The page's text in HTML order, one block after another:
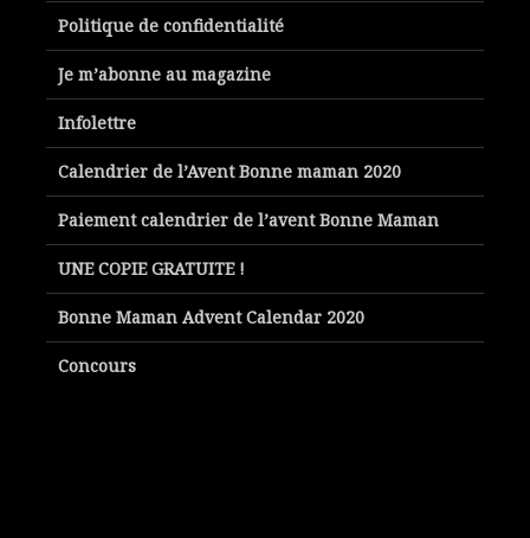
Politique de confidentialité
Je m’abonne au magazine
Infolettre
Calendrier de l’Avent Bonne maman 2020
Paiement calendrier de l’avent Bonne Maman
UNE COPIE GRATUITE !
Bonne Maman Advent Calendar 2020
Concours